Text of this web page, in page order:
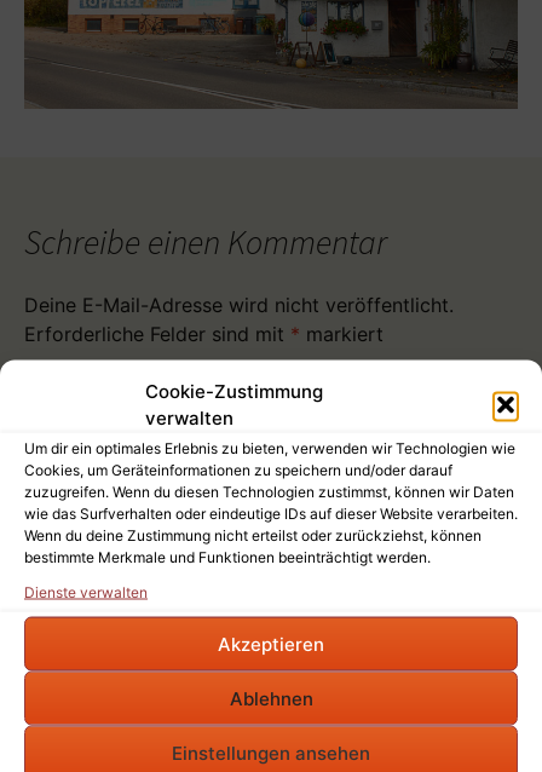
Cookie-Zustimmung
verwalten
Um dir ein optimales Erlebnis zu bieten, verwenden wir Technologien wie
Cookies, um Geräteinformationen zu speichern und/oder darauf
zuzugreifen. Wenn du diesen Technologien zustimmst, können wir Daten
wie das Surfverhalten oder eindeutige IDs auf dieser Website verarbeiten.
Wenn du deine Zustimmung nicht erteilst oder zurückziehst, können
bestimmte Merkmale und Funktionen beeinträchtigt werden.
Dienste verwalten
Akzeptieren
Ablehnen
Einstellungen ansehen
Schreibe einen Kommentar
Deine E-Mail-Adresse wird nicht veröffentlicht.
Erforderliche Felder sind mit * markiert
Name*
E-Mail-Adresse
Website
Name, E-Mail-Adresse und Website in diesem
Browser für meinen nächsten Kommentar speichern.